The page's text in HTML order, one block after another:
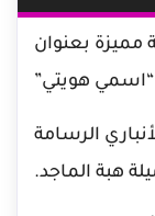
بعنوان
“اسمي هويتي”
الرسامة
هبة الماجد.